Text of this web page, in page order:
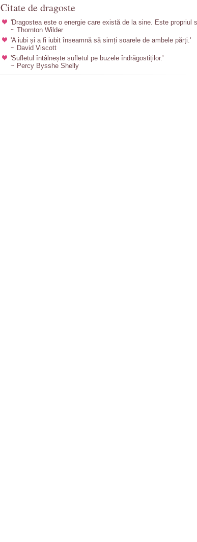
Citate de dragoste
'Dragostea este o energie care există de la sine. Este propriul
~ Thornton Wilder
'A iubi și a fi iubit înseamnă să simți soarele de ambele părți.'
~ David Viscott
'Sufletul întâlnește sufletul pe buzele îndrăgostiților.'
~ Percy Bysshe Shelly